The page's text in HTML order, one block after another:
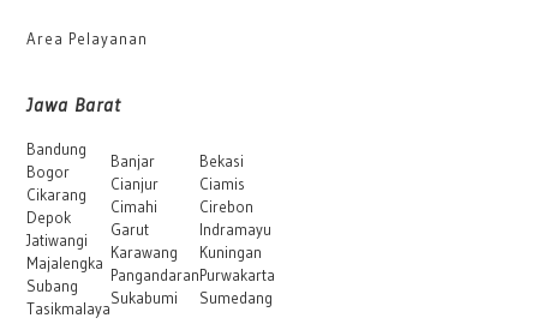
Area Pelayanan
Jawa Barat
Bandung
Bogor
Cikarang
Depok
Jatiwangi
Majalengka
Subang
Tasikmalaya
Banjar
Cianjur
Cimahi
Garut
Karawang
Pangandaran
Sukabumi
Bekasi
Ciamis
Cirebon
Indramayu
Kuningan
Purwakarta
Sumedang